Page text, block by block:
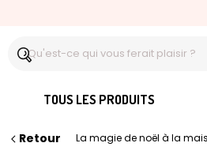
TOUS LES PRODUITS
Retour La magie de noël à la